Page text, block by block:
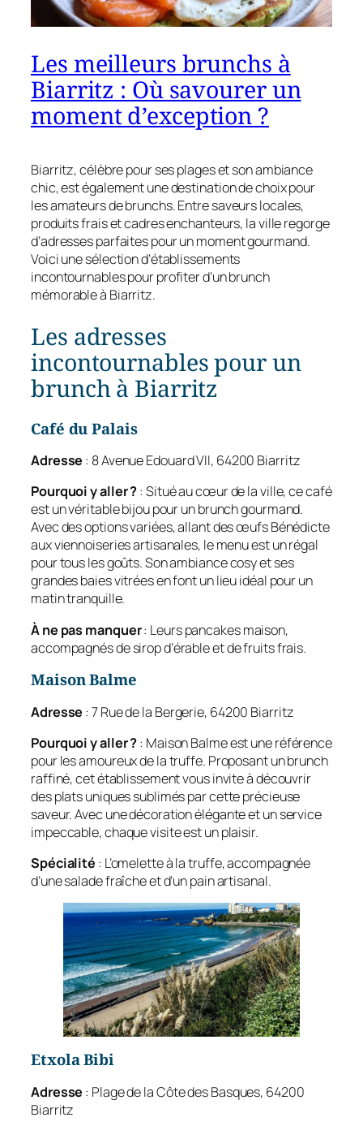
Les meilleurs brunchs à
Biarritz : Où savourer un
moment d’exception ?
Biarritz, célèbre pour ses plages et son ambiance
chic, est également une destination de choix pour
les amateurs de brunchs. Entre saveurs locales,
produits frais et cadres enchanteurs, la ville regorge
d’adresses parfaites pour un moment gourmand.
Voici une sélection d’établissements
incontournables pour profiter d’un brunch
mémorable à Biarritz.
Les adresses
incontournables pour un
brunch à Biarritz
Café du Palais
Adresse : 8 Avenue Edouard VII, 64200 Biarritz
Pourquoi y aller ?: Situé au cœur de la ville, ce café
est un véritable bijou pour un brunch gourmand.
Avec des options variées, allant des œufs Bénédicte
aux viennoiseries artisanales, le menu est un régal
pour tous les goûts. Son ambiance cosy et ses
grandes baies vitrées en font un lieu idéal pour un
matin tranquille.
À ne pas manquer: Leurs pancakes maison,
accompagnés de sirop d’érable et de fruits frais.
Maison Balme
Adresse : 7 Rue de la Bergerie, 64200 Biarritz
Pourquoi y aller ?: Maison Balme est une référence
pour les amoureux de la truffe. Proposant un brunch
raffiné, cet établissement vous invite à découvrir
des plats uniques sublimés par cette précieuse
saveur. Avec une décoration élégante et un service
impeccable, chaque visite est un plaisir.
Spécialité : L’omelette à la truffe, accompagnée
d’une salade fraîche et d’un pain artisanal.
Etxola Bibi
Adresse : Plage de la Côte des Basques, 64200
Biarritz